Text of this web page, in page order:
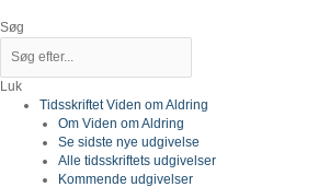
til
Søg
Luk
Tidsskriftet Viden om Aldring
Om Viden om Aldring
Se sidste nye udgivelse
Alle tidsskriftets udgivelser
Kommende udgivelser